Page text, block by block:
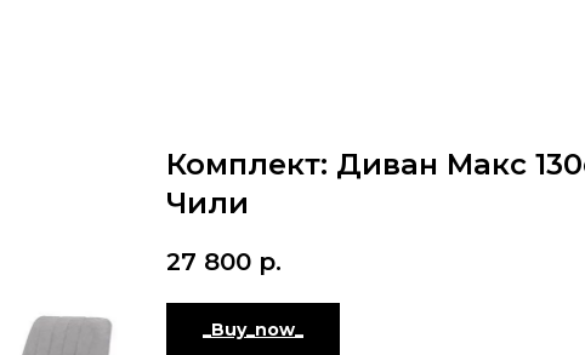
Комплект: Диван Макс
Чили
27 800 р.
_Buy_now_